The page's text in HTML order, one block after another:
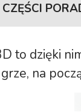
CZĘŚCI
do
tekstur
własny
3d dla
to dzięki
na